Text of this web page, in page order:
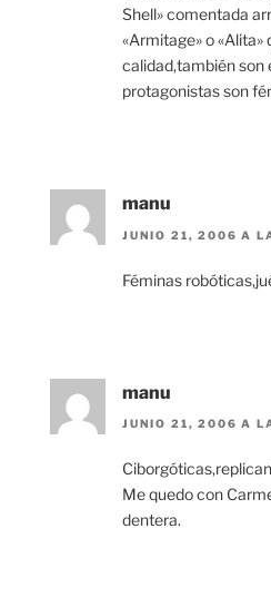
Shell» comentada
«Armitage» o
calidad,también son
protagonistas son
manu
JUNIO 21, 2006 A
Féminas
manu
JUNIO 21, 2006 A
Me quedo con
dentera.